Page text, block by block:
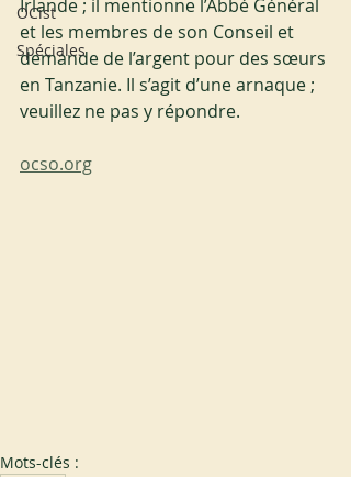
OCist
Spéciales
Irlande ; il mentionne l’Abbé Général
et les membres de son Conseil et
demande de l’argent pour des sœurs
en Tanzanie. Il s’agit d’une arnaque ;
veuillez ne pas y répondre.
ocso.org
Mots-clés :